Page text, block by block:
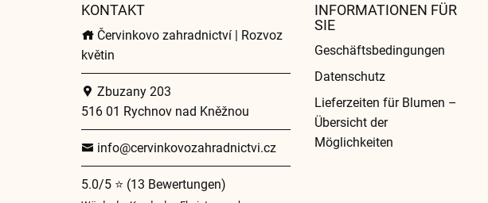
KONTAKT
Červinkovo zahradnictví | Rozvoz
květin
Zbuzany 203
516 01 Rychnov nad Kněžnou
info@cervinkovozahradnictvi.cz
5.0/5 ⭐ (13 Bewertungen)
INFORMATIONEN FÜR
SIE
Geschäftsbedingungen
Datenschutz
Lieferzeiten für Blumen –
Übersicht der
Möglichkeiten